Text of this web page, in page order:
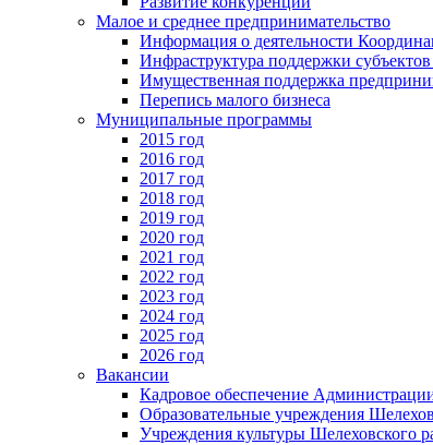
Малое и среднее предпринимательство
Информация о деятельности
Инфраструктура поддержки
Имущественная поддержка
Перепись малого бизнеса
Муниципальные программы
2015 год
2016 год
2017 год
2018 год
2019 год
2020 год
2021 год
2022 год
2023 год
2024 год
2025 год
2026 год
Вакансии
Кадровое обеспечение
Образовательные учреждения
Учреждения культуры Шелеховского